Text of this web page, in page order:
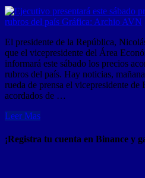
El presidente de la República,
que el vicepresidente del Área
informará este sábado los precios
rubros del país. Hay noticias,
rueda de prensa el vicepresidente de
acordados de …
Leer Mas
¡Registra tu cuenta en Binance y